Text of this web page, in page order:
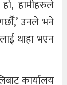
हामीहरुले
उनले भने
थाहा भएन
कार्यालय